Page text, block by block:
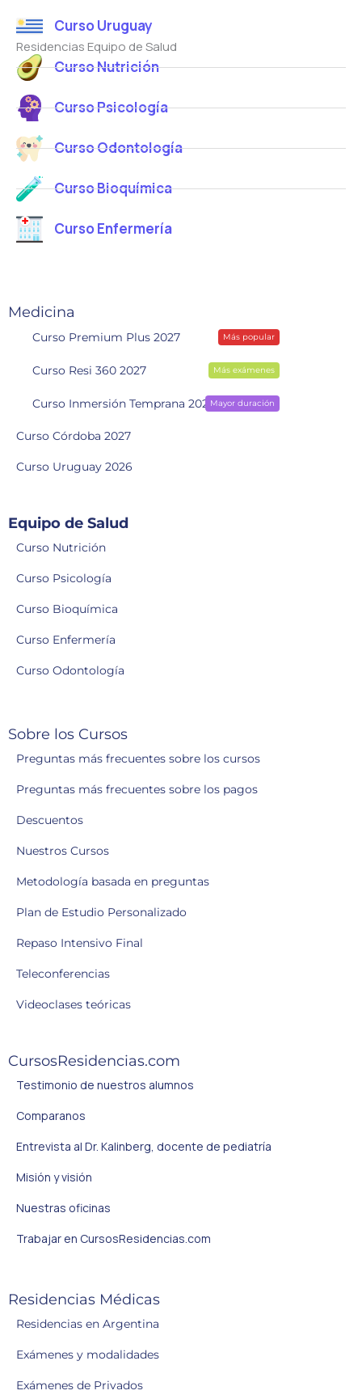
Curso Uruguay
Residencias Equipo de Salud
Curso Nutrición
Curso Psicología
Curso Odontología
Curso Bioquímica
Curso Enfermería
Medicina
Curso Premium Plus 2027 Más popular
Curso Resi 360 2027 Más exámenes
Curso Inmersión Temprana 2028Mayor duración
Curso Córdoba 2027
Curso Uruguay 2026
Equipo de Salud
Curso Nutrición
Curso Psicología
Curso Bioquímica
Curso Enfermería
Curso Odontología
Sobre los Cursos
Preguntas más frecuentes sobre los cursos
Preguntas más frecuentes sobre los pagos
Descuentos
Nuestros Cursos
Metodología basada en preguntas
Plan de Estudio Personalizado
Repaso Intensivo Final
Teleconferencias
Videoclases teóricas
CursosResidencias.com
Testimonio de nuestros alumnos
Comparanos
Entrevista al Dr. Kalinberg, docente de pediatría
Misión y visión
Nuestras oficinas
Trabajar en CursosResidencias.com
Residencias Médicas
Residencias en Argentina
Exámenes y modalidades
Exámenes de Privados